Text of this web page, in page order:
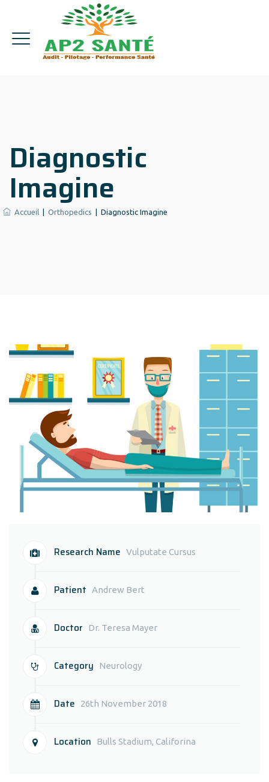
Diagnostic
Imagine
Accueil Orthopedics Diagnostic Imagine
Research Name Vulputate Cursus
Patient Andrew Bert
Doctor Dr. Teresa Mayer
Category Neurology
Date 26th November 2018
Location Bulls Stadium, Califorina